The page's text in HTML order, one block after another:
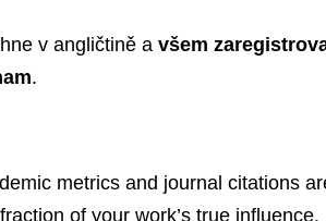
v angličtině a všem
.
metrics and journal citations
of your work’s true